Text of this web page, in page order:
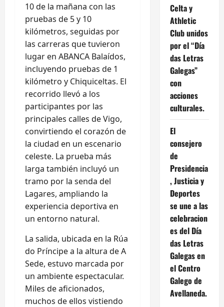
10 de la mañana con las
pruebas de 5 y 10
kilómetros, seguidas por
las carreras que tuvieron
lugar en ABANCA Balaídos,
incluyendo pruebas de 1
kilómetro y Chiquiceltas. El
recorrido llevó a los
participantes por las
principales calles de Vigo,
convirtiendo el corazón de
la ciudad en un escenario
celeste. La prueba más
larga también incluyó un
tramo por la senda del
Lagares, ampliando la
experiencia deportiva en
un entorno natural.
La salida, ubicada en la Rúa
do Príncipe a la altura de A
Sede, estuvo marcada por
un ambiente espectacular.
Miles de aficionados,
muchos de ellos vistiendo
Celta y
Athletic
Club unidos
por el “Día
das Letras
Galegas”
con
acciones
culturales.
El
consejero
de
Presidencia
, Justicia y
Deportes
se une a las
celebracion
es del Día
das Letras
Galegas en
el Centro
Galego de
Avellaneda.